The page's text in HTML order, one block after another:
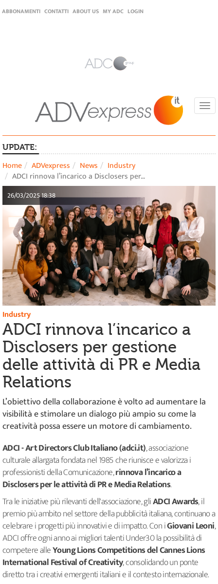
ABBONAMENTI CONTATTI ABOUT US MY ADC LOGIN
UPDATE:
Home ADVexpress News
Industry
ADCI rinnova l’incarico a Disclosers per…
26/03/2025 18:38
Industry
ADCI rinnova l’incarico a
Disclosers per gestione
delle attività di PR e Media
Relations
L’obiettivo della collaborazione è volto ad aumentare la
visibilità e stimolare un dialogo più ampio su come la
creatività possa essere un motore di cambiamento.
ADCI - Art Directors Club Italiano (adci.it), associazione
culturale allargata fondata nel 1985 che riunisce e valorizza i
professionisti della Comunicazione,rinnova l’incarico a
Disclosers per le attività di PR e Media Relations.
Tra le iniziative più rilevanti dell'associazione, gliADCI Awards, il
premio più ambito nel settore della pubblicità italiana, continuano a
celebrare i progetti più innovativi e di impatto. Con iGiovani Leoni,
ADCI offre ogni anno ai migliori talenti Under30 la possibilità di
competere alleYoung Lions Competitions del Cannes Lions
International Festival of Creativity, consolidando un ponte
diretto tra i creativi emergenti italiani e il contesto internazionale.